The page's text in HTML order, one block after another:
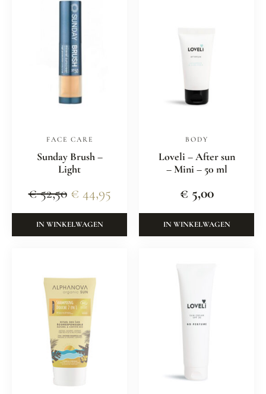
FACE CARE
Sunday Brush –
Light
€52,50 € 44,95
IN WINKELWAGEN
BODY
Loveli – After sun
– Mini – 50 ml
€ 5,00
IN WINKELWAGEN